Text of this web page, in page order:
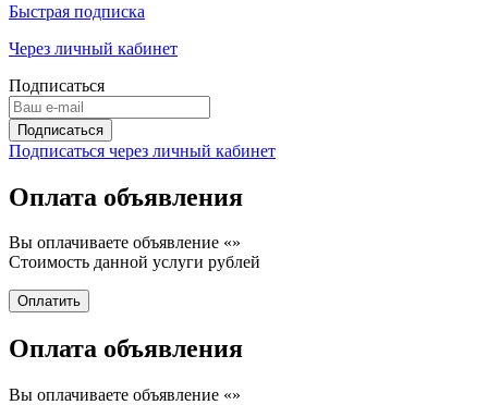
Быстрая подписка
Через личный кабинет
Подписаться
Подписаться через личный кабинет
Оплата объявления
Вы оплачиваете объявление «»
Стоимость данной услуги рублей
Оплата объявления
Вы оплачиваете объявление «»